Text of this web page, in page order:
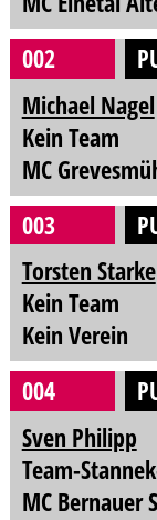
002
Michael Nagel
Kein Team
MC
003
Torsten Starke
Kein Team
Kein Verein
004
Sven Philipp
Team-
MC Bernauer